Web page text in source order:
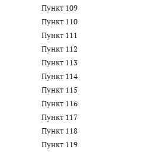
Пункт 109
Пункт 110
Пункт 111
Пункт 112
Пункт 113
Пункт 114
Пункт 115
Пункт 116
Пункт 117
Пункт 118
Пункт 119